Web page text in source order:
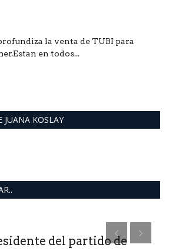
la venta de TUBI para
en todos...
KOSLAY
del partido de